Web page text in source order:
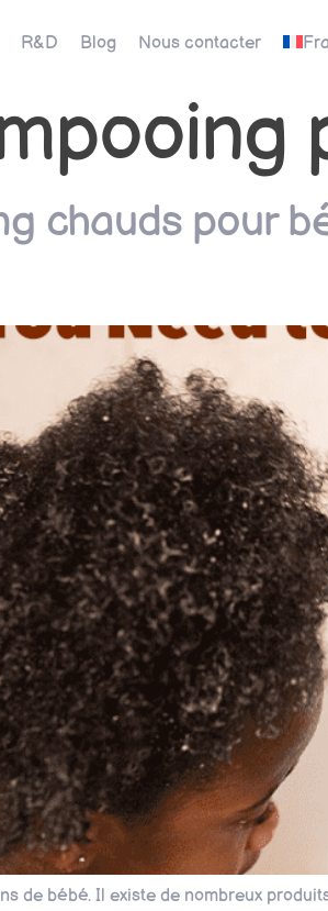
R&D Blog Nous contacter
chauds pour
de bébé. Il existe de nombreux